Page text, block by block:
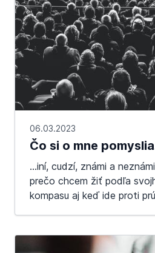
06.03.2023
Čo si o mne
...iní, cudzí, známi a
prečo chcem žiť podľa
kompasu aj keď ide proti